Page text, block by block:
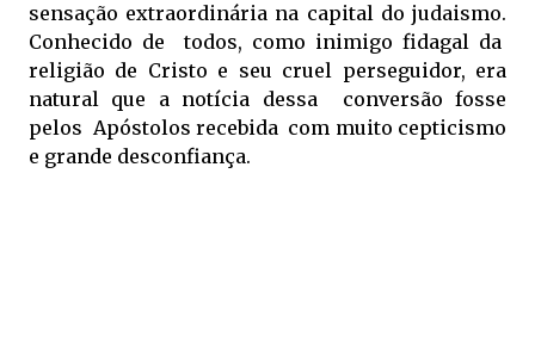
sensação extraordinária na capital do judaismo.
Conhecido de todos, como inimigo fidagal da
religião de Cristo e seu cruel perseguidor, era
natural que a notícia dessa conversão fosse
pelos Apóstolos recebida com muito cepticismo
e grande desconfiança.